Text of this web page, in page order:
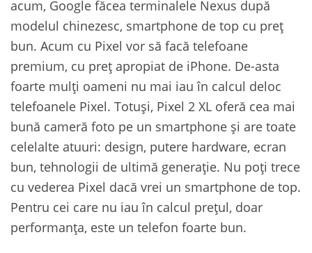
acum, Google făcea terminalele Nexus după
modelul chinezesc, smartphone de top cu preț
bun. Acum cu Pixel vor să facă telefoane
premium, cu preț apropiat de iPhone. De-asta
foarte mulți oameni nu mai iau în calcul deloc
telefoanele Pixel. Totuși, Pixel 2 XL oferă cea mai
bună cameră foto pe un smartphone și are toate
celelalte atuuri: design, putere hardware, ecran
bun, tehnologii de ultimă generație. Nu poți trece
cu vederea Pixel dacă vrei un smartphone de top.
Pentru cei care nu iau în calcul prețul, doar
performanța, este un telefon foarte bun.